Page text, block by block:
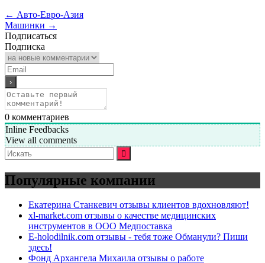
← Авто-Евро-Азия
Машинки →
Подписаться
Подписка
0 комментариев
Inline Feedbacks
View all comments
Искать:
Популярные компании
Екатерина Станкевич отзывы клиентов вдохновляют!
xl-market.com отзывы о качестве медицинских
инструментов в ООО Медпоставка
E-holodilnik.com отзывы - тебя тоже Обманули? Пиши
здесь!
Фонд Архангела Михаила отзывы о работе